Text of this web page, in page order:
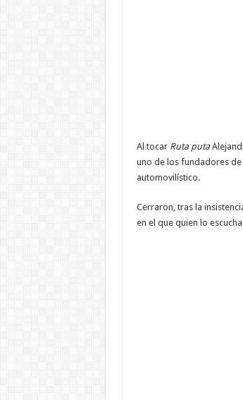
Al tocar Ruta puta
uno de los fundadores de
automovilístico.
Cerraron, tras la
en el que quien lo